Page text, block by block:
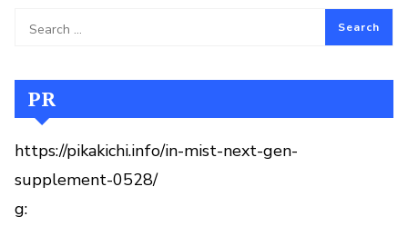
ペ
ジ
送
り
PR
https://pikakichi.info/in-mist-next-gen-
supplement-0528/
g: